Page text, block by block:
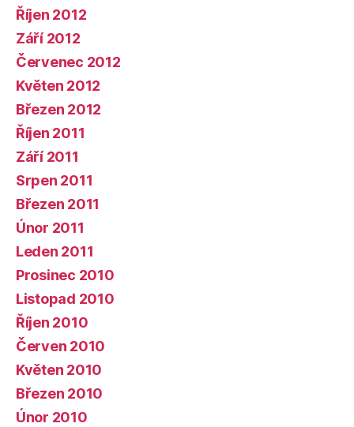
Říjen 2012
Září 2012
Červenec 2012
Květen 2012
Březen 2012
Říjen 2011
Září 2011
Srpen 2011
Březen 2011
Únor 2011
Leden 2011
Prosinec 2010
Listopad 2010
Říjen 2010
Červen 2010
Květen 2010
Březen 2010
Únor 2010